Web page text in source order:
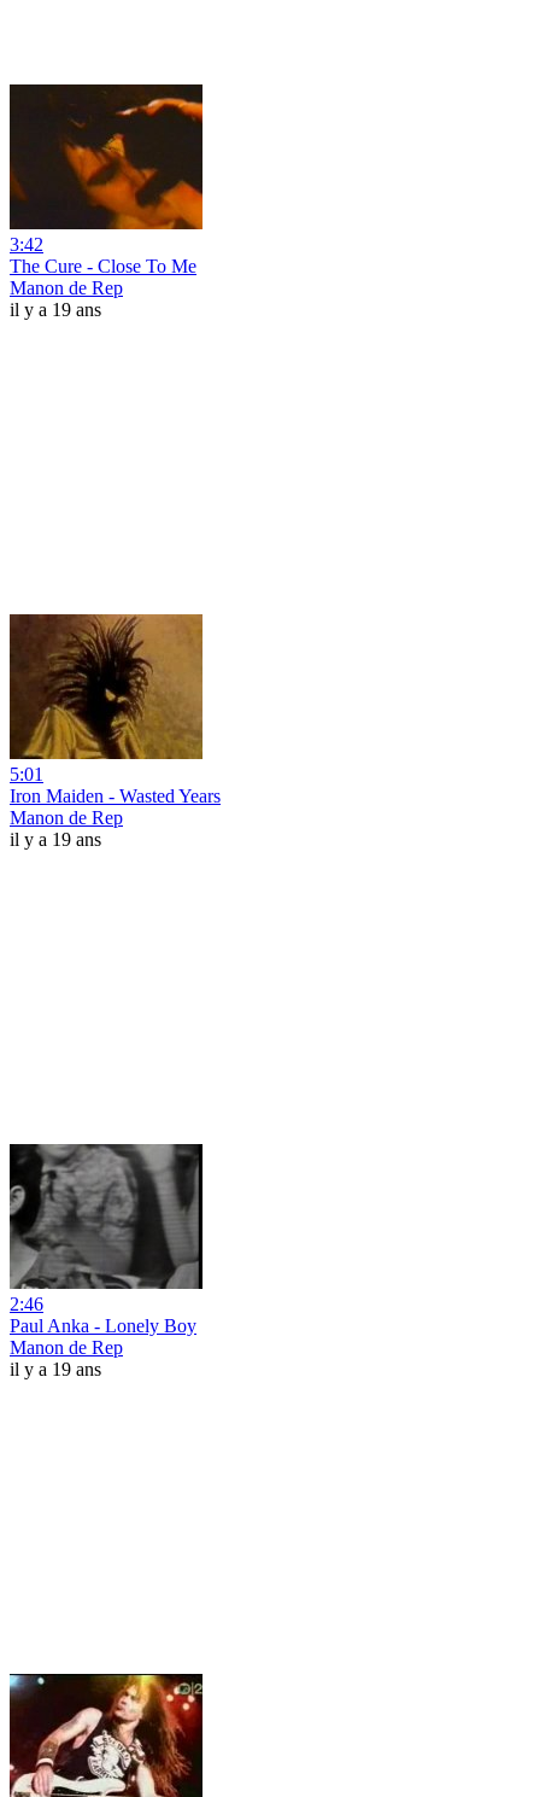
3:42
The Cure - Close To Me
Manon de Rep
il y a 19 ans
5:01
Iron Maiden - Wasted Years
Manon de Rep
il y a 19 ans
2:46
Paul Anka - Lonely Boy
Manon de Rep
il y a 19 ans